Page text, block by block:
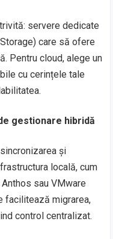
servere dedicate
care să ofere
Pentru cloud, alege un
cu cerințele tale
gestionare hibridă
și
locală, cum
sau VMware
facilitează migrarea,
control centralizat.